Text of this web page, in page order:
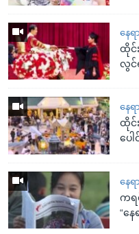
နေရ
ထိုင်
လွင်
နေရ
ထိုင်
ပေါ
နေရ
ကရ
“နေ